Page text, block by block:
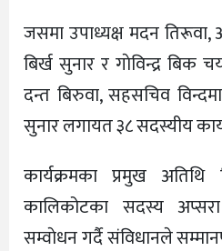
जसमा उपाध्यक्ष मदन
बिर्ख सुनार र गाेविन्द्र
दन्त बिरुवा, सहसचिव
सुनार लगायत ३८ सदस्यीय
कार्यक्रमका प्रमुख
कालिकोटका सदस्य
सम्वाेधन गर्दै संविधानले